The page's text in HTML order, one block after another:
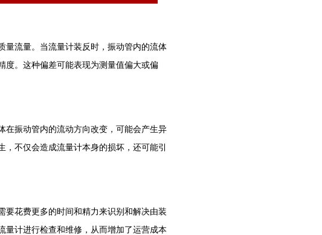
量流量。当流量计装反时，振动管内的流体
度。这种偏差可能表现为测量值偏大或偏
在振动管内的流动方向改变，可能会产生异
不仅会造成流量计本身的损坏，还可能引
要花费更多的时间和精力来识别和解决由装
量计进行检查和维修，从而增加了运营成本